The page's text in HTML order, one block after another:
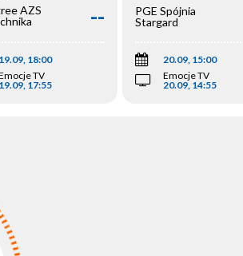
AZS
--
19.09, 18:00
TV
19.09, 17:55
PGE Spójnia
Stargard
20.09, 15:00
Emocje TV
20.09, 14:55